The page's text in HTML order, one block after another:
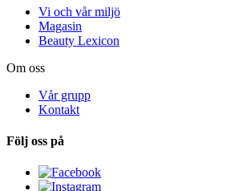
Vi och vår miljö
Magasin
Beauty Lexicon
Om oss
Vår grupp
Kontakt
Följ oss på